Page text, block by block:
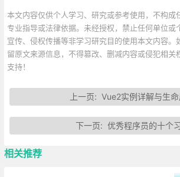
本文内容仅供个人学习、研究或参考使用，不构成
专业指导或法律依据。未经授权，禁止任何单位或
宣传、侵权传播等非学习研究目的使用本文内容。
留原文来源信息，不得篡改、删减内容或侵犯相关
支持！
上一页:Vue2实例详解与生
下一页: 优秀程序员的十个
相关推荐